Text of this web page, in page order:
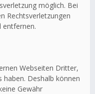
möglich. Bei
Rechtsverletzungen
entfernen.
Webseiten Dritter,
haben. Deshalb können
Gewähr